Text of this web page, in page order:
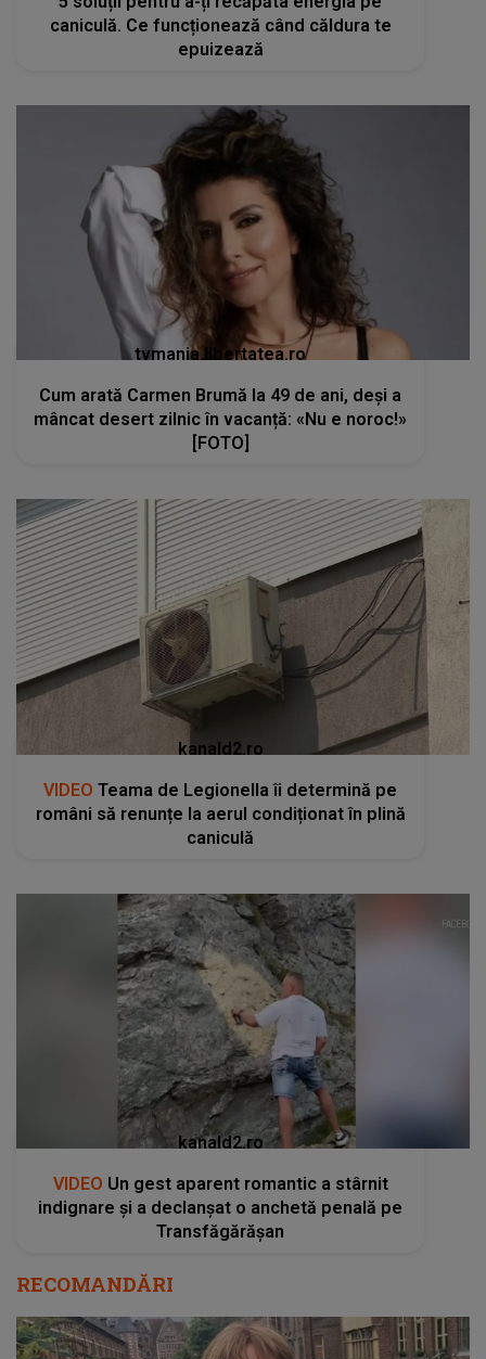
caniculă. Ce funcționează când căldura te
epuizează
tvmania.libertatea.ro
Cum arată Carmen Brumă la 49 de ani, deși a
mâncat desert zilnic în vacanță: «Nu e noroc!»
[FOTO]
kanald2.ro
VIDEO Teama de Legionella îi determină pe
români să renunțe la aerul condiționat în plină
caniculă
kanald2.ro
VIDEO Un gest aparent romantic a stârnit
indignare și a declanșat o anchetă penală pe
Transfăgărășan
RECOMANDĂRI